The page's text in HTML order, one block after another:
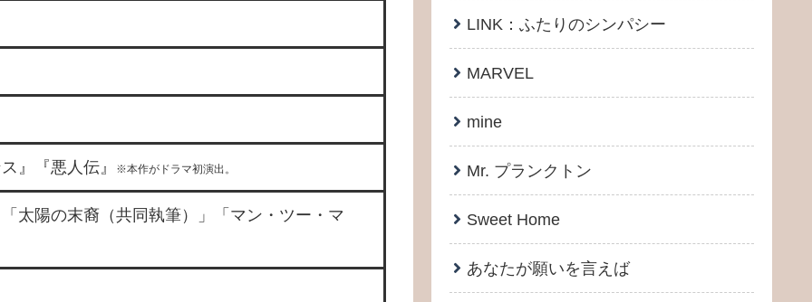
』『悪人伝』 ※本作がドラマ初演出。
陽の末裔（共同執筆）」「マン・ツー・マ
LINK：ふたりのシンパシー
MARVEL
mine
Mr. プランクトン
Sweet Home
あなたが願いを言えば